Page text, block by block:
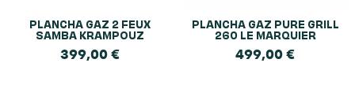
PLANCHA GAZ 2 FEUX
SAMBA KRAMPOUZ
399,00€
PLANCHA GAZ PURE GRILL
260 LE MARQUIER
499,00€